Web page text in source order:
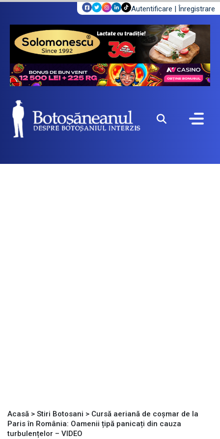
Autentificare | Înregistrare
Acasă > Stiri Botosani > Cursă aeriană de coșmar de la
Paris în România: Oamenii țipă panicați din cauza
turbulențelor – VIDEO